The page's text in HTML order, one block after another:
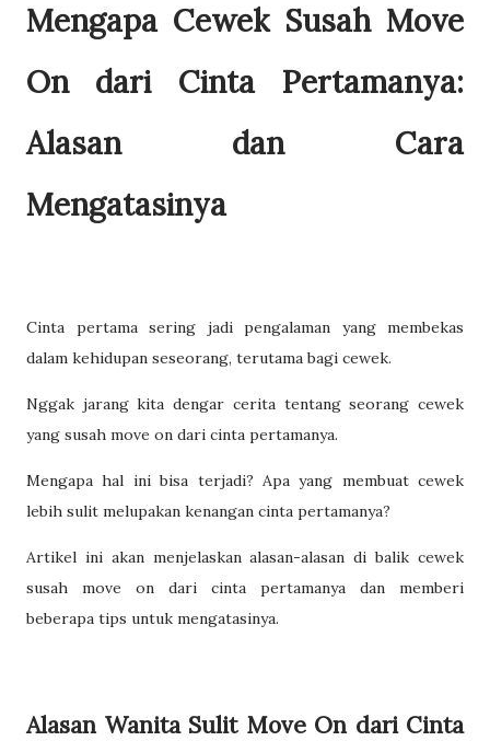
Mengapa Cewek Susah Move
On dari Cinta Pertamanya:
Alasan dan Cara
Mengatasinya
Cinta pertama sering jadi pengalaman yang membekas
dalam kehidupan seseorang, terutama bagi cewek.
Nggak jarang kita dengar cerita tentang seorang cewek
yang susah move on dari cinta pertamanya.
Mengapa hal ini bisa terjadi? Apa yang membuat cewek
lebih sulit melupakan kenangan cinta pertamanya?
Artikel ini akan menjelaskan alasan-alasan di balik cewek
susah move on dari cinta pertamanya dan memberi
beberapa tips untuk mengatasinya.
Alasan Wanita Sulit Move On dari Cinta